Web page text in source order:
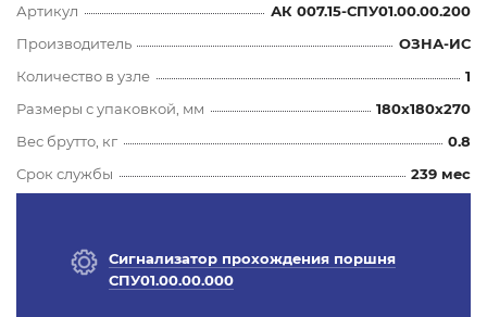
Артикул
АК 007.15-СПУ01.00.00.200
Производитель
ОЗНА-ИС
Количество в узле
1
Размеры с упаковкой, мм
180x180x270
Вес брутто, кг
0.8
Срок службы
239 мес
Сигнализатор прохождения поршня
СПУ01.00.00.000